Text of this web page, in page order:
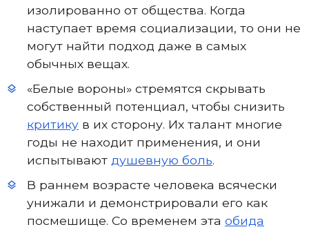
изолированно от общества. Когда
наступает время социализации, то они не
могут найти подход даже в самых
обычных вещах.
«Белые вороны» стремятся скрывать
собственный потенциал, чтобы снизить
критикув их сторону. Их талант многие
годы не находит применения, и они
испытывают душевную боль.
В раннем возрасте человека всячески
унижали и демонстрировали его как
посмешище. Со временем эта обида